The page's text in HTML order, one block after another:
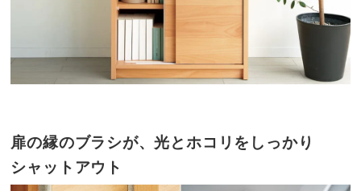
扉の縁のブラシが、光とホコリをしっかり
シャットアウト